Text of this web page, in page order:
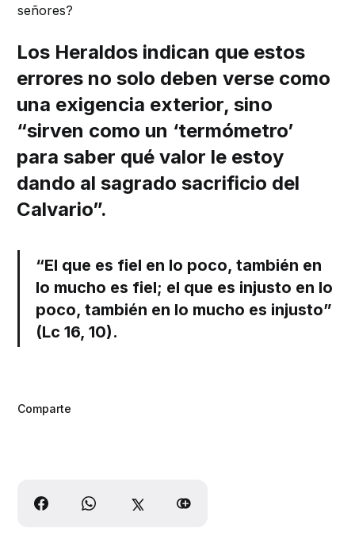
señores?
Los Heraldos indican que estos
errores no solo deben verse como
una exigencia exterior, sino
“sirven como un ‘termómetro’
para saber qué valor le estoy
dando al sagrado sacrificio del
Calvario”.
“El que es fiel en lo poco, también en
lo mucho es fiel; el que es injusto en lo
poco, también en lo mucho es injusto”
(Lc 16, 10).
Comparte